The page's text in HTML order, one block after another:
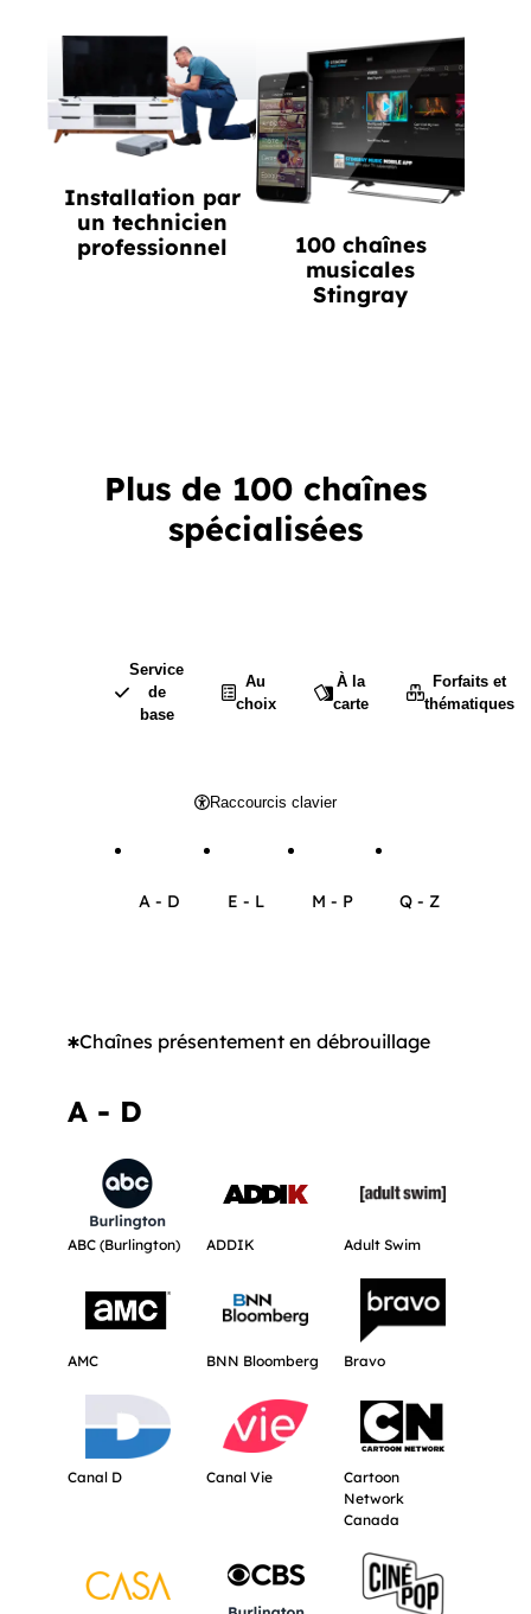
Installation par
un technicien
professionnel
100 chaînes
musicales
Stingray
Plus de 100 chaînes
spécialisées
Service
de
base
Au
choix
À la
carte
Forfaits et
thématiques
Raccourcis clavier
Consulter les chaînes dont le nom est entre A
A - D Consulter les chaînes dont le nom
E - L Consulter les chaînes
M - P Consulter
Q - Z
Chaînes présentement en débrouillage
A - D
ABC (Burlington)
Obtenir plus d'informations à propos de ABC (Burlington).
ADDIK
Obtenir plus d'informations à propos
Adult Swim
Obtenir plus
AMC
Obtenir plus d'informations à propos de AMC.
BNN Bloomberg
Obtenir plus d'informations à propos
Bravo
Canal D
Obtenir plus d'informations à propos de Canal D.
Canal Vie
Obtenir plus d'informations à propos
Cartoon
Network
Canada
Obtenir plus
Obtenir plus d'informations à propos de CASA.
Obtenir plus d'informations à propos
Obtenir plus